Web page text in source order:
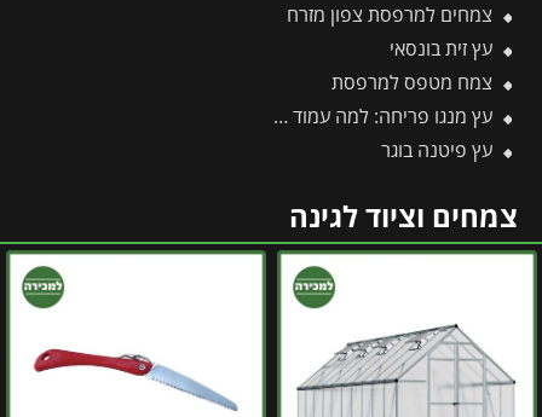
צמחים למרפסת צפון מזרח
עץ זית בונסאי
צמח מטפס למרפסת
עץ מנגו פריחה: למה עמוד פריחה עם אלפי פרחים מניב רק פירות בודדים?
עץ פיטנה בוגר
צמחים וציוד לגינה